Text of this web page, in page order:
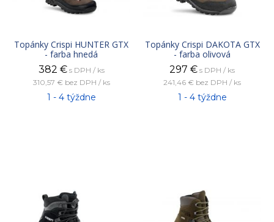
Topánky Crispi HUNTER GTX
- farba hnedá
382 € s DPH / ks
310,57 € bez DPH / ks
1 - 4 týždne
Topánky Crispi DAKOTA GTX
- farba olivová
297 € s DPH / ks
241,46 € bez DPH / ks
1 - 4 týždne